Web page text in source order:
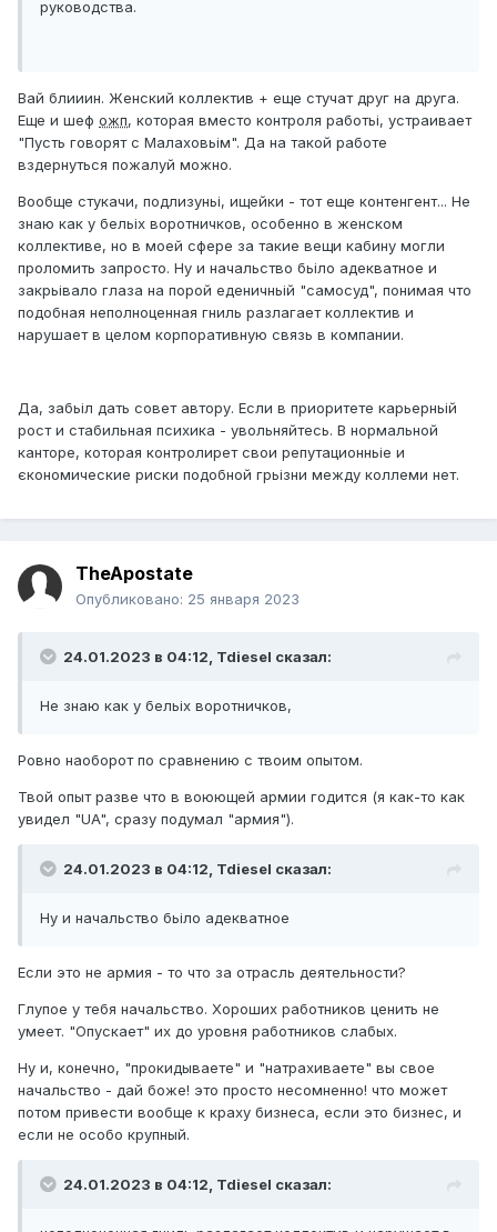
руководства.
Вай блииин. Женский коллектив + еще стучат друг на друга.
Еще и шеф ожп, которая вместо контроля работьі, устраивает
"Пусть говорят с Малаховьім". Да на такой работе
вздернуться пожалуй можно.
Вообще стукачи, подлизуньі, ищейки - тот еще контенгент... Не
знаю как у бельіх воротничков, особенно в женском
коллективе, но в моей сфере за такие вещи кабину могли
проломить запросто. Ну и начальство бьіло адекватное и
закрьівало глаза на порой еденичньій "самосуд", понимая что
подобная неполноценная гниль разлагает коллектив и
нарушает в целом корпоративную связь в компании.
Да, забьіл дать совет автору. Если в приоритете карьерньій
рост и стабильная психика - увольняйтесь. В нормальной
канторе, которая контролирет свои репутационньіе и
єкономические риски подобной грьізни между коллеми нет.
TheApostate
Опубликовано: 25 января 2023
24.01.2023 в 04:12, Tdiesel сказал:
Не знаю как у бельіх воротничков,
Ровно наоборот по сравнению с твоим опытом.
Твой опыт разве что в воюющей армии годится (я как-то как
увидел "UA", сразу подумал "армия").
24.01.2023 в 04:12, Tdiesel сказал:
Ну и начальство бьіло адекватное
Если это не армия - то что за отрасль деятельности?
Глупое у тебя начальство. Хороших работников ценить не
умеет. "Опускает" их до уровня работников слабых.
Ну и, конечно, "прокидываете" и "натрахиваете" вы свое
начальство - дай боже! это просто несомненно! что может
потом привести вообще к краху бизнеса, если это бизнес, и
если не особо крупный.
24.01.2023 в 04:12, Tdiesel сказал: